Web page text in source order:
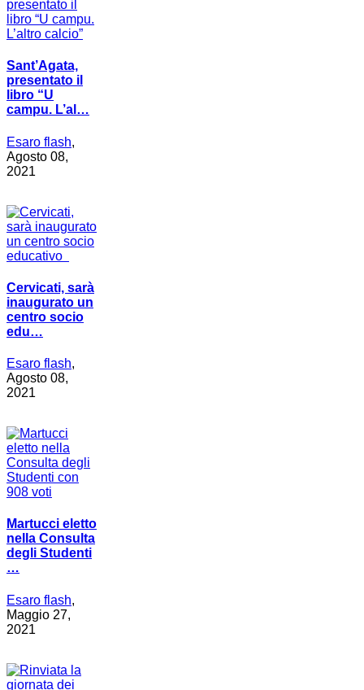
Sant’Agata,
presentato il
libro “U
campu. L’al…
Esaro flash,
Agosto 08,
2021
Cervicati, sarà
inaugurato un
centro socio
edu…
Esaro flash,
Agosto 08,
2021
Martucci eletto
nella Consulta
degli Studenti
…
Esaro flash,
Maggio 27,
2021